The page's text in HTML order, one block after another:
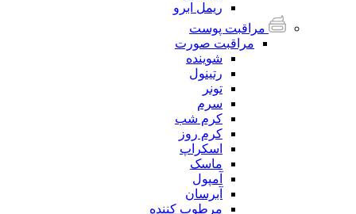
ریمل ابرو
مراقبت پوست
مراقبت صورت
شوینده
رتینول
تونر
سرم
کرم شب
کرم روز
اسکراپ
ماسک
آمپول
آبرسان
مرطوب کننده